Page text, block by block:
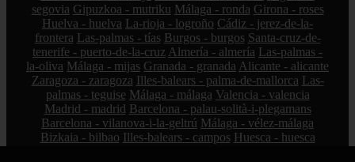
segovia Gipuzkoa - mutriku Málaga - ronda Girona - roses
Huelva - huelva La-rioja - logroño Cádiz - jerez-de-la-
frontera Las-palmas - tías Burgos - burgos Santa-cruz-de-
tenerife - puerto-de-la-cruz Almería - almería Las-palmas -
la-oliva Málaga - mijas Granada - granada Alicante - alicante
Zaragoza - zaragoza Illes-balears - palma-de-mallorca Las-
palmas - teguise Málaga - málaga Valencia - valencia
Madrid - madrid Barcelona - palau-solità-i-plegamans
Barcelona - vilanova-i-la-geltrú Málaga - vélez-málaga
Bizkaia - bilbao Illes-balears - campos Huesca - huesca